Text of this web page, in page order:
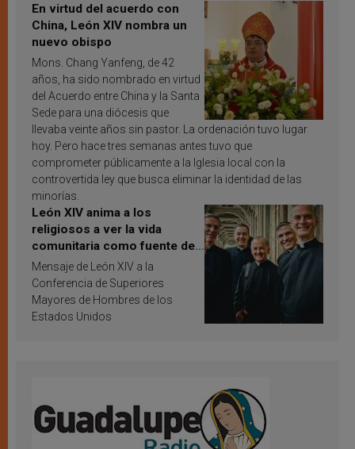
En virtud del acuerdo con
China, León XIV nombra un
nuevo obispo
Mons. Chang Yanfeng, de 42
años, ha sido nombrado en virtud
del Acuerdo entre China y la Santa
Sede para una diócesis que
llevaba veinte años sin pastor. La ordenación tuvo lugar
hoy. Pero hace tres semanas antes tuvo que
comprometer públicamente a la Iglesia local con la
controvertida ley que busca eliminar la identidad de las
minorías.
León XIV anima a los
religiosos a ver la vida
comunitaria como fuente de
inspiración y santificación
Mensaje de León XIV a la
Conferencia de Superiores
Mayores de Hombres de los
Estados Unidos